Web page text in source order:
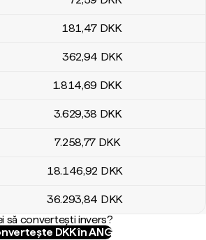
181,47 DKK
362,94 DKK
1.814,69 DKK
3.629,38 DKK
7.258,77 DKK
18.146,92 DKK
36.293,84 DKK
să convertești invers?
DKK în ANG